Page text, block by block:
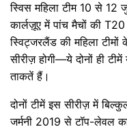
स्विस महिला टीम 10 से 12
कार्लज़ूए में पांच मैचों की
स्विट्जरलैंड की महिला टीमों
सीरीज़ होगी—ये दोनों ही
ताकतें हैं।
दोनों टीमें इस सीरीज़ में
जर्मनी 2019 से टॉप-लेवल